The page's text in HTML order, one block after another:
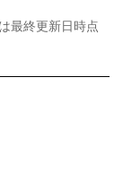
最終更新日時点